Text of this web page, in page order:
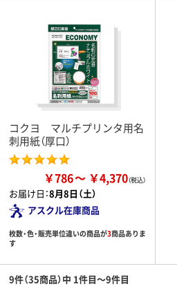
コクヨ マルチプリンタ用名
刺用紙（厚口）
￥786 ￥4,370
お届け日：8月8日（土）
アスクル在庫商品
枚数・色・販売単位違いの商品が3商品ありま
す
9件（35商品）中 1件目～9件目